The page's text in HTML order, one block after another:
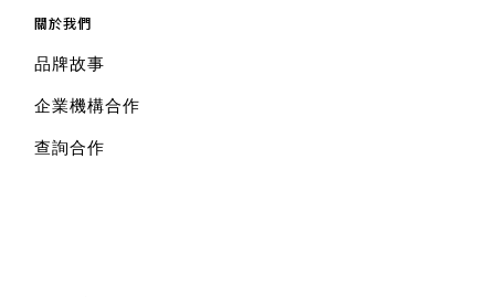
關於我們
品牌故事
企業機構合作
查詢合作